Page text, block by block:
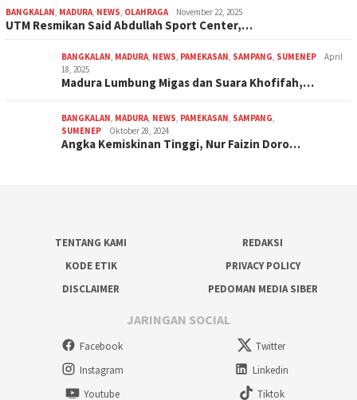
BANGKALAN, MADURA, NEWS, OLAHRAGA November 22, 2025
UTM Resmikan Said Abdullah Sport Center,…
BANGKALAN, MADURA, NEWS, PAMEKASAN, SAMPANG, SUMENEP
April
18, 2025
Madura Lumbung Migas dan Suara Khofifah,…
BANGKALAN, MADURA, NEWS, PAMEKASAN, SAMPANG,
SUMENEP
Oktober 28, 2024
Angka Kemiskinan Tinggi, Nur Faizin Doro…
TENTANG KAMI
REDAKSI
KODE ETIK
PRIVACY POLICY
DISCLAIMER
PEDOMAN MEDIA SIBER
JARINGAN SOCIAL
Facebook
Twitter
Instagram
Linkedin
Youtube
Tiktok